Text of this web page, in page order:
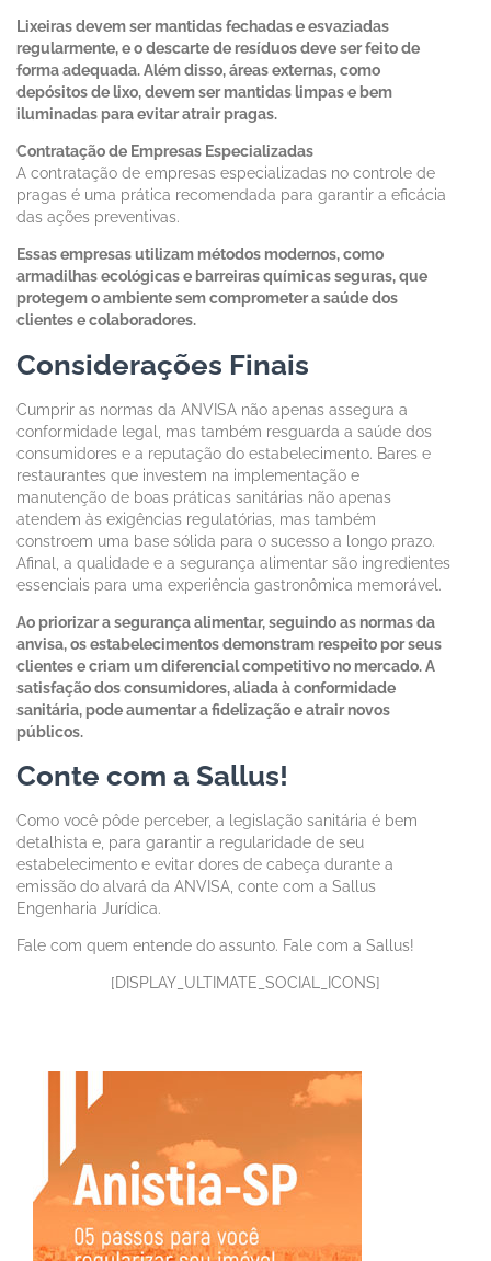
Lixeiras devem ser mantidas fechadas e esvaziadas
regularmente, e o descarte de resíduos deve ser feito de
forma adequada. Além disso, áreas externas, como
depósitos de lixo, devem ser mantidas limpas e bem
iluminadas para evitar atrair pragas.
Contratação de Empresas Especializadas
A contratação de empresas especializadas no controle de
pragas é uma prática recomendada para garantir a eficácia
das ações preventivas.
Essas empresas utilizam métodos modernos, como
armadilhas ecológicas e barreiras químicas seguras, que
protegem o ambiente sem comprometer a saúde dos
clientes e colaboradores.
Considerações Finais
Cumprir as normas da ANVISA não apenas assegura a
conformidade legal, mas também resguarda a saúde dos
consumidores e a reputação do estabelecimento. Bares e
restaurantes que investem na implementação e
manutenção de boas práticas sanitárias não apenas
atendem às exigências regulatórias, mas também
constroem uma base sólida para o sucesso a longo prazo.
Afinal, a qualidade e a segurança alimentar são ingredientes
essenciais para uma experiência gastronômica memorável.
Ao priorizar a segurança alimentar, seguindo as normas da
anvisa, os estabelecimentos demonstram respeito por seus
clientes e criam um diferencial competitivo no mercado. A
satisfação dos consumidores, aliada à conformidade
sanitária, pode aumentar a fidelização e atrair novos
públicos.
Conte com a Sallus!
Como você pôde perceber, a legislação sanitária é bem
detalhista e, para garantir a regularidade de seu
estabelecimento e evitar dores de cabeça durante a
emissão do alvará da ANVISA, conte com a Sallus
Engenharia Jurídica.
Fale com quem entende do assunto. Fale com a Sallus!
[DISPLAY_ULTIMATE_SOCIAL_ICONS]